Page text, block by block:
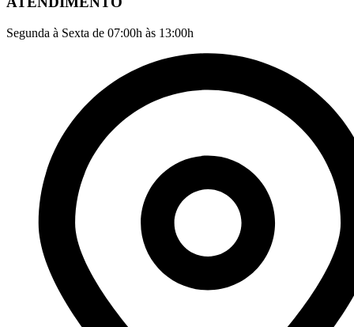
Segunda à Sexta de 07:00h às 13:00h